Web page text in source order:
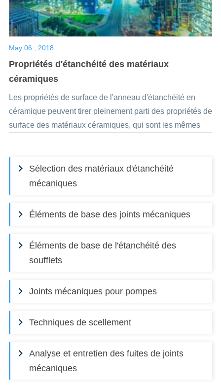
May 06 , 2018
Propriétés d'étanchéité des matériaux
céramiques
Les propriétés de surface de l'anneau d'étanchéité en
céramique peuvent tirer pleinement parti des propriétés de
surface des matériaux céramiques, qui sont les mêmes
Sélection des matériaux d'étanchéité
mécaniques
Éléments de base des joints mécaniques
Éléments de base de l'étanchéité des
soufflets
Joints mécaniques pour pompes
Techniques de scellement
Analyse et entretien des fuites de joints
mécaniques